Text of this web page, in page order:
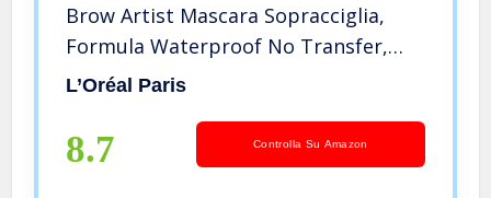
Brow Artist Mascara Sopracciglia,
Formula Waterproof No Transfer,
Sopracciglia Piene e Definite,
L’Oréal Paris
8.7 Controlla Su Amazon